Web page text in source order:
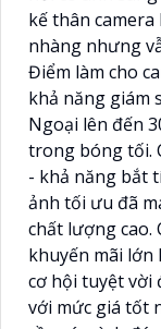
kế thân camera
nhàng nhưng
Điểm làm cho
khả năng giám
Ngoại lên đến
trong bóng tối.
- khả năng bắt
ảnh tối ưu đã
chất lượng cao.
khuyến mãi lớn
cơ hội tuyệt vời
với mức giá tốt